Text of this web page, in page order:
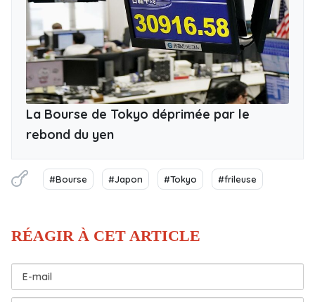
La Bourse de Tokyo déprimée par le
rebond du yen
#Bourse #Japon #Tokyo #frileuse